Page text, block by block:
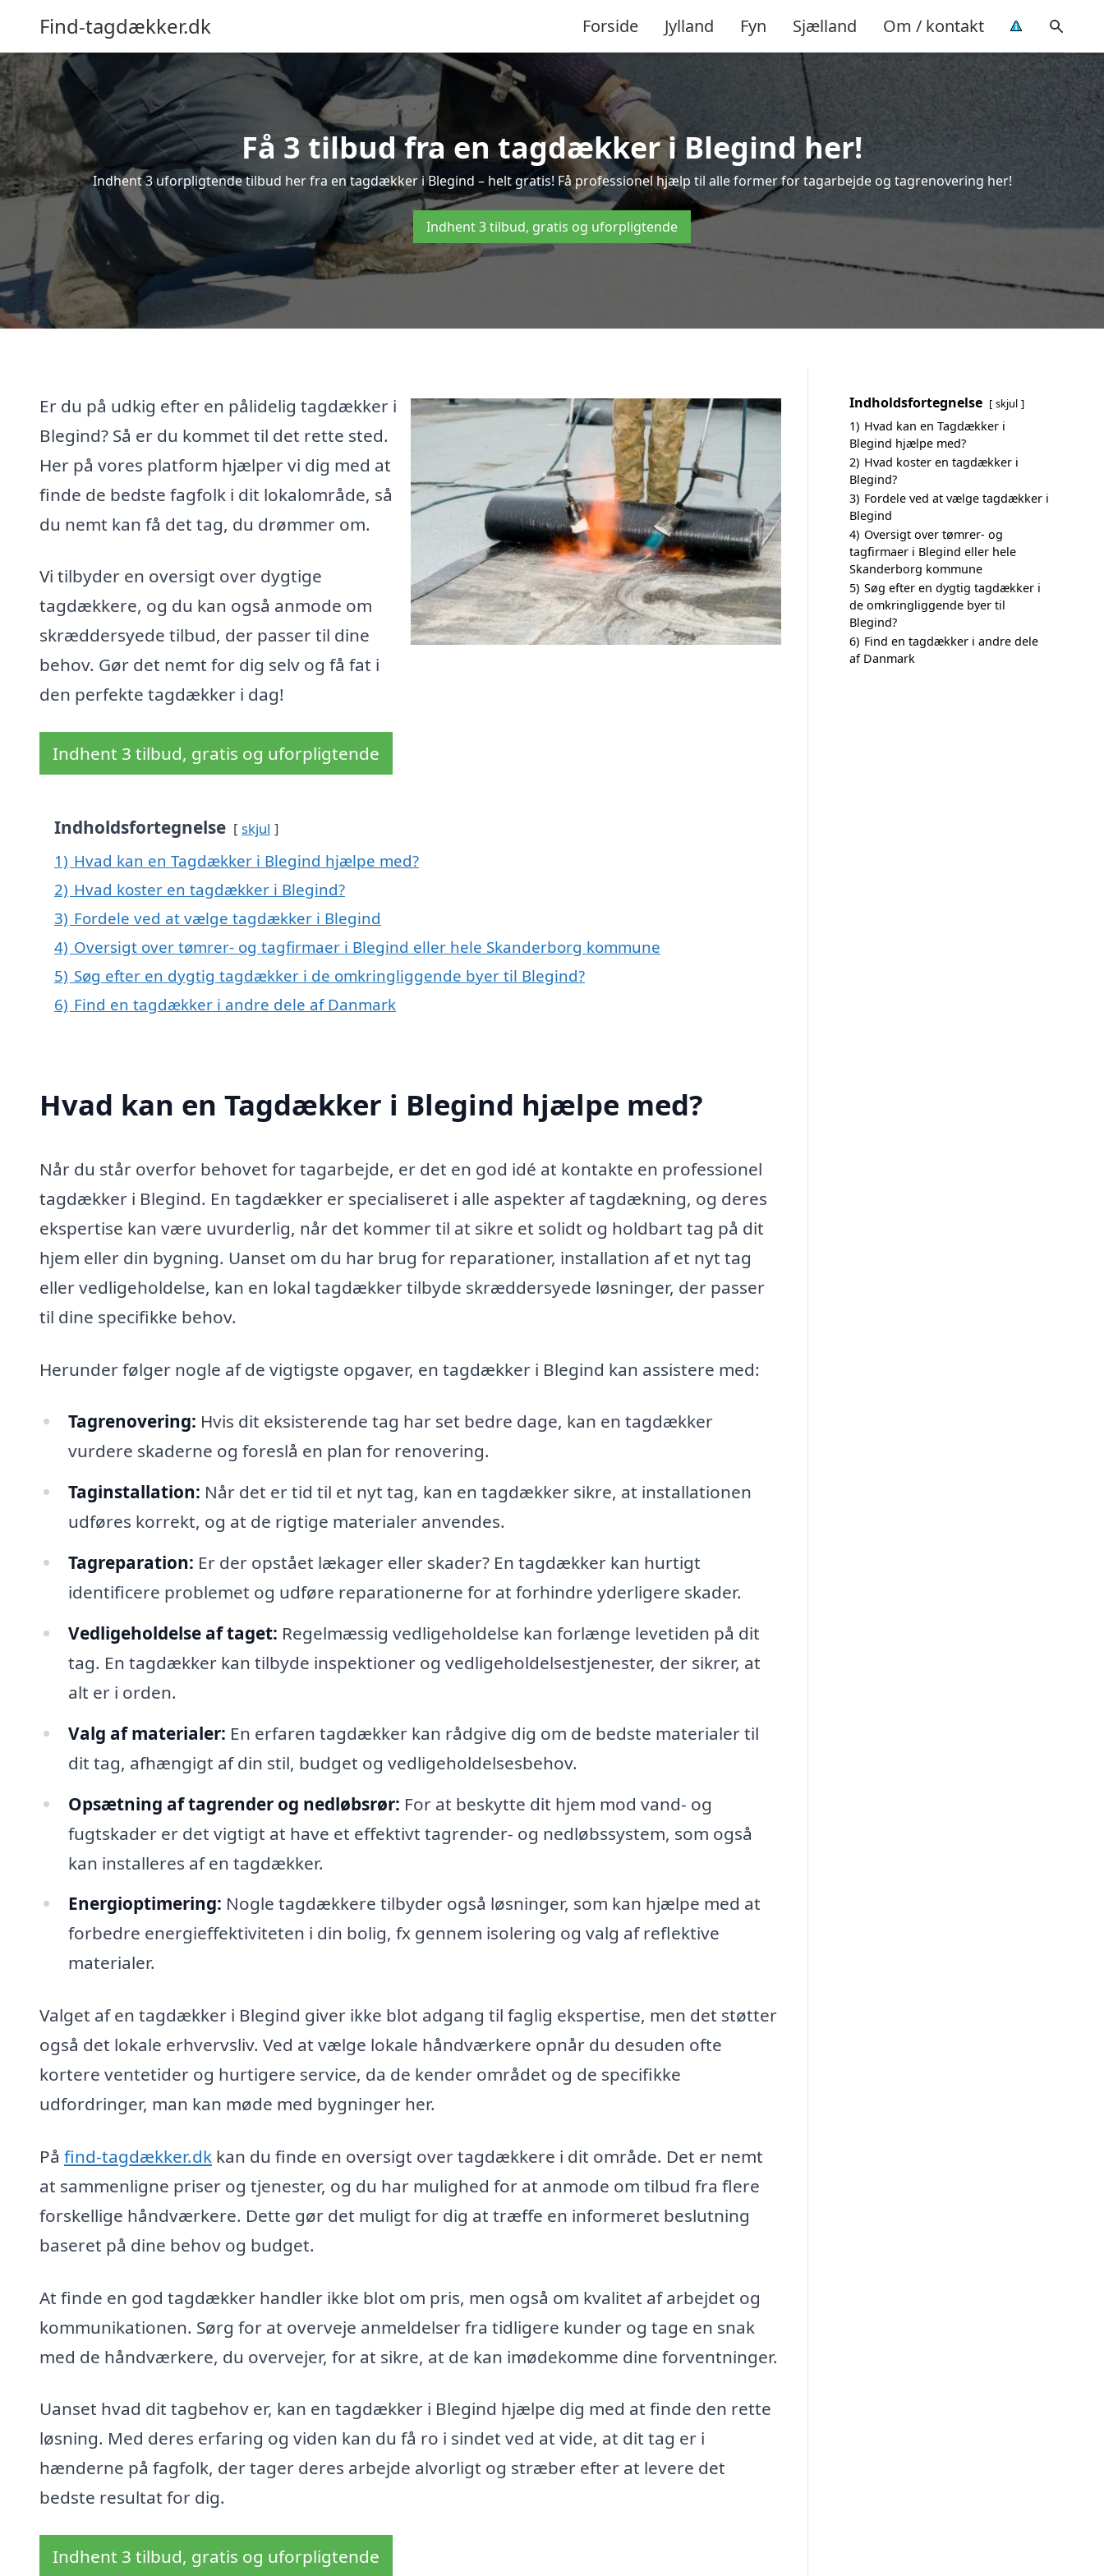
Find-tagdækker.dk Forside Jylland Fyn Sjælland Om / kontakt
Få 3 tilbud fra en tagdækker i Blegind her!
Indhent 3 uforpligtende tilbud her fra en tagdækker i Blegind – helt gratis! Få professionel hjælp til alle former for tagarbejde og tagrenovering her!
Indhent 3 tilbud, gratis og uforpligtende
Er du på udkig efter en pålidelig tagdækker i
Blegind? Så er du kommet til det rette sted.
Her på vores platform hjælper vi dig med at
finde de bedste fagfolk i dit lokalområde, så
du nemt kan få det tag, du drømmer om.
Vi tilbyder en oversigt over dygtige
tagdækkere, og du kan også anmode om
skræddersyede tilbud, der passer til dine
behov. Gør det nemt for dig selv og få fat i
den perfekte tagdækker i dag!
Indhent 3 tilbud, gratis og uforpligtende
Indholdsfortegnelse skjul
1) Hvad kan en Tagdækker i Blegind hjælpe med?
2) Hvad koster en tagdækker i Blegind?
3) Fordele ved at vælge tagdækker i Blegind
4) Oversigt over tømrer- og tagfirmaer i Blegind eller hele Skanderborg kommune
5) Søg efter en dygtig tagdækker i de omkringliggende byer til Blegind?
6) Find en tagdækker i andre dele af Danmark
Hvad kan en Tagdækker i Blegind hjælpe med?
Når du står overfor behovet for tagarbejde, er det en god idé at kontakte en professionel
tagdækker i Blegind. En tagdækker er specialiseret i alle aspekter af tagdækning, og deres
ekspertise kan være uvurderlig, når det kommer til at sikre et solidt og holdbart tag på dit
hjem eller din bygning. Uanset om du har brug for reparationer, installation af et nyt tag
eller vedligeholdelse, kan en lokal tagdækker tilbyde skræddersyede løsninger, der passer
til dine specifikke behov.
Herunder følger nogle af de vigtigste opgaver, en tagdækker i Blegind kan assistere med:
Tagrenovering: Hvis dit eksisterende tag har set bedre dage, kan en tagdækker
vurdere skaderne og foreslå en plan for renovering.
Taginstallation: Når det er tid til et nyt tag, kan en tagdækker sikre, at installationen
udføres korrekt, og at de rigtige materialer anvendes.
Tagreparation: Er der opstået lækager eller skader? En tagdækker kan hurtigt
identificere problemet og udføre reparationerne for at forhindre yderligere skader.
Vedligeholdelse af taget: Regelmæssig vedligeholdelse kan forlænge levetiden på dit
tag. En tagdækker kan tilbyde inspektioner og vedligeholdelsestjenester, der sikrer, at
alt er i orden.
Valg af materialer: En erfaren tagdækker kan rådgive dig om de bedste materialer til
dit tag, afhængigt af din stil, budget og vedligeholdelsesbehov.
Opsætning af tagrender og nedløbsrør: For at beskytte dit hjem mod vand- og
fugtskader er det vigtigt at have et effektivt tagrender- og nedløbssystem, som også
kan installeres af en tagdækker.
Energioptimering: Nogle tagdækkere tilbyder også løsninger, som kan hjælpe med at
forbedre energieffektiviteten i din bolig, fx gennem isolering og valg af reflektive
materialer.
Valget af en tagdækker i Blegind giver ikke blot adgang til faglig ekspertise, men det støtter
også det lokale erhvervsliv. Ved at vælge lokale håndværkere opnår du desuden ofte
kortere ventetider og hurtigere service, da de kender området og de specifikke
udfordringer, man kan møde med bygninger her.
På find-tagdækker.dk kan du finde en oversigt over tagdækkere i dit område. Det er nemt
at sammenligne priser og tjenester, og du har mulighed for at anmode om tilbud fra flere
forskellige håndværkere. Dette gør det muligt for dig at træffe en informeret beslutning
baseret på dine behov og budget.
At finde en god tagdækker handler ikke blot om pris, men også om kvalitet af arbejdet og
kommunikationen. Sørg for at overveje anmeldelser fra tidligere kunder og tage en snak
med de håndværkere, du overvejer, for at sikre, at de kan imødekomme dine forventninger.
Uanset hvad dit tagbehov er, kan en tagdækker i Blegind hjælpe dig med at finde den rette
løsning. Med deres erfaring og viden kan du få ro i sindet ved at vide, at dit tag er i
hænderne på fagfolk, der tager deres arbejde alvorligt og stræber efter at levere det
bedste resultat for dig.
Indhent 3 tilbud, gratis og uforpligtende
Indholdsfortegnelse skjul
1) Hvad kan en Tagdækker i
Blegind hjælpe med?
2) Hvad koster en tagdækker i
Blegind?
3) Fordele ved at vælge tagdækker i
Blegind
4) Oversigt over tømrer- og
tagfirmaer i Blegind eller hele
Skanderborg kommune
5) Søg efter en dygtig tagdækker i
de omkringliggende byer til
Blegind?
6) Find en tagdækker i andre dele
af Danmark